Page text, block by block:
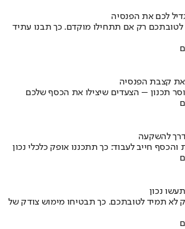
לכם את הפנסיה
לטובתכם רק אם תתחילו מוקדם. כך תבנו עתיד
את קצבת הפנסיה
תכנון – הצעדים שיצילו את הכסף שלכם
חייב לעבוד: כך תתכננו אופק כלכלי נכון
נכון
לא תמיד לטובתכם. כך תבטיחו מימוש צודק של